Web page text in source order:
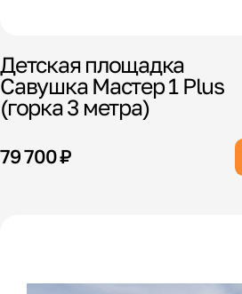
Детская площадка
Савушка Мастер 1 Plus
(горка 3 метра)
79 700 ₽